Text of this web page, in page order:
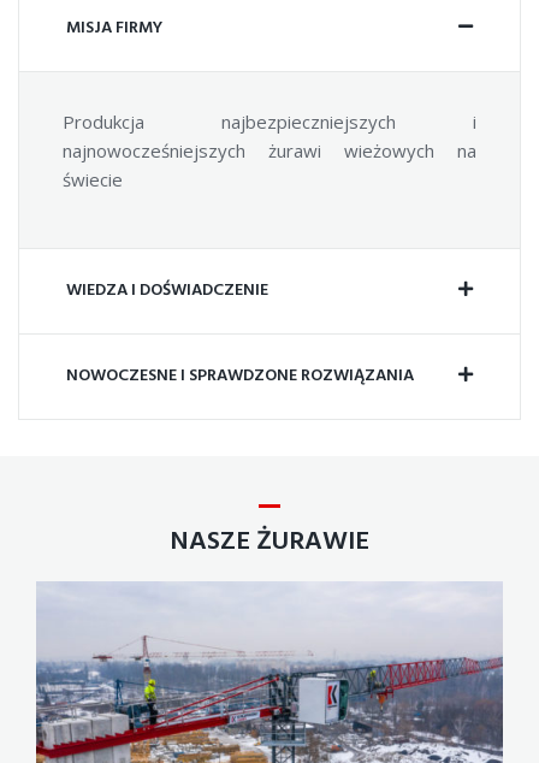
MISJA FIRMY
Produkcja najbezpieczniejszych i
najnowocześniejszych żurawi wieżowych na
świecie
WIEDZA I DOŚWIADCZENIE
NOWOCZESNE I SPRAWDZONE ROZWIĄZANIA
NASZE ŻURAWIE